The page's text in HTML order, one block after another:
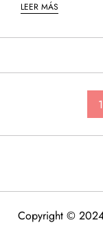
LEER MÁS
a
i
1
Copyright ©